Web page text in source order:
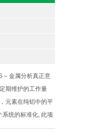
– 金属分析真正意
期维护的工作量
元素在纯铝中的平
统的标准化, 此项